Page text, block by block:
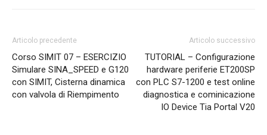
Articolo precedente
Corso SIMIT 07 – ESERCIZIO
Simulare SINA_SPEED e G120
con SIMIT, Cisterna dinamica
con valvola di Riempimento
Articolo successivo
TUTORIAL – Configurazione
hardware periferie ET200SP
con PLC S7-1200 e test online
diagnostica e cominicazione
IO Device Tia Portal V20